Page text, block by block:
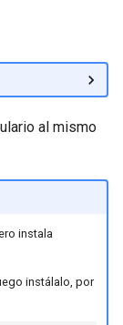
文
al mismo
instala
instálalo, por